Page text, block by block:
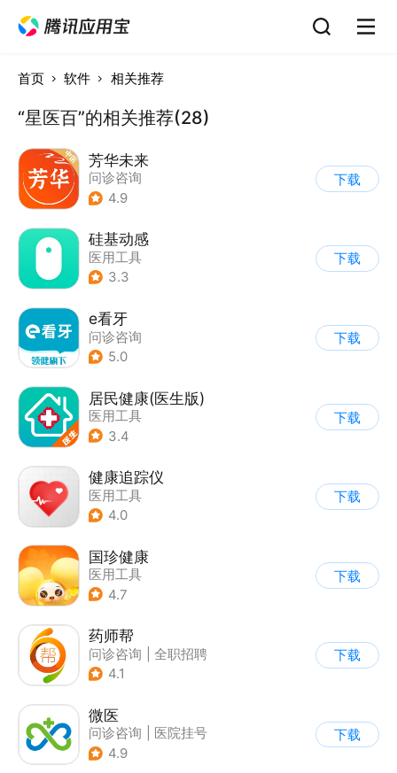
首页 软件 相关推荐
“星医百”的相关推荐(28)
芳华未来
问诊咨询
4.9
下载
硅基动感
医用工具
3.3
下载
e看牙
问诊咨询
5.0
下载
居民健康(医生版)
医用工具
3.4
下载
健康追踪仪
医用工具
4.0
下载
国珍健康
医用工具
4.7
下载
药师帮
问诊咨询
全职招聘
4.1
下载
微医
问诊咨询
医院挂号
4.9
下载